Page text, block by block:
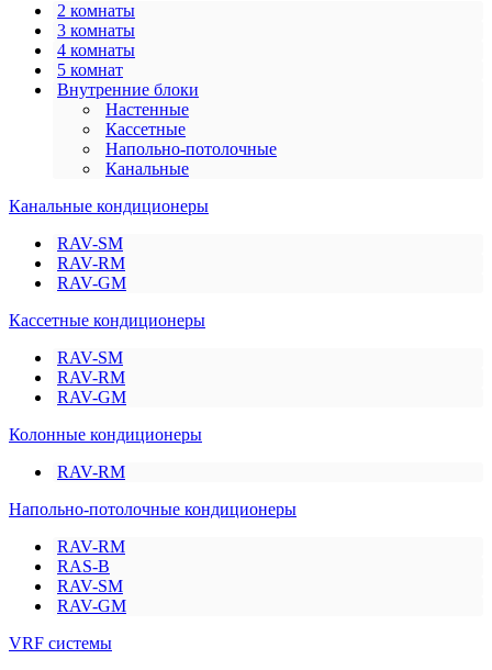
2 комнаты
3 комнаты
4 комнаты
5 комнат
Внутренние блоки
Настенные
Кассетные
Напольно-потолочные
Канальные
Канальные кондиционеры
RAV-SM
RAV-RM
RAV-GM
Кассетные кондиционеры
RAV-SM
RAV-RM
RAV-GM
Колонные кондиционеры
RAV-RM
Напольно-потолочные кондиционеры
RAV-RM
RAS-B
RAV-SM
RAV-GM
VRF системы